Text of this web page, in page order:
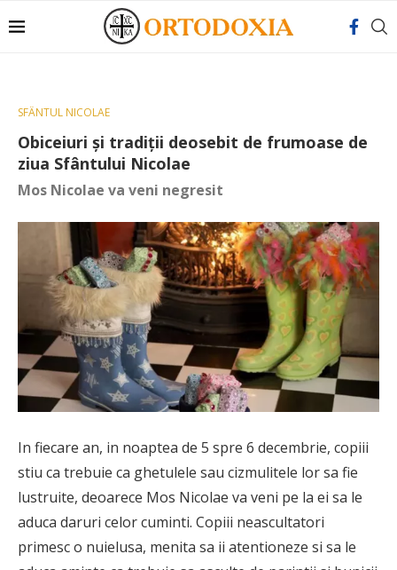
SFÂNTUL NICOLAE
Obiceiuri și tradiții deosebit de frumoase de
ziua Sfântului Nicolae
Mos Nicolae va veni negresit
In fiecare an, in noaptea de 5 spre 6 decembrie, copiii
stiu ca trebuie ca ghetulele sau cizmulitele lor sa fie
lustruite, deoarece Mos Nicolae va veni pe la ei sa le
aduca daruri celor cuminti. Copiii neascultatori
primesc o nuielusa, menita sa ii atentioneze si sa le